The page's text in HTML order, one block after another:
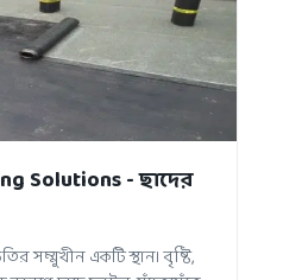
Solutions - ছাদের
সম্মুখীন একটি স্থান। বৃষ্টি,